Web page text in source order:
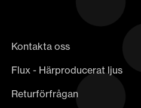
Kontakta oss
Flux - Härproducerat ljus
Returförfrågan